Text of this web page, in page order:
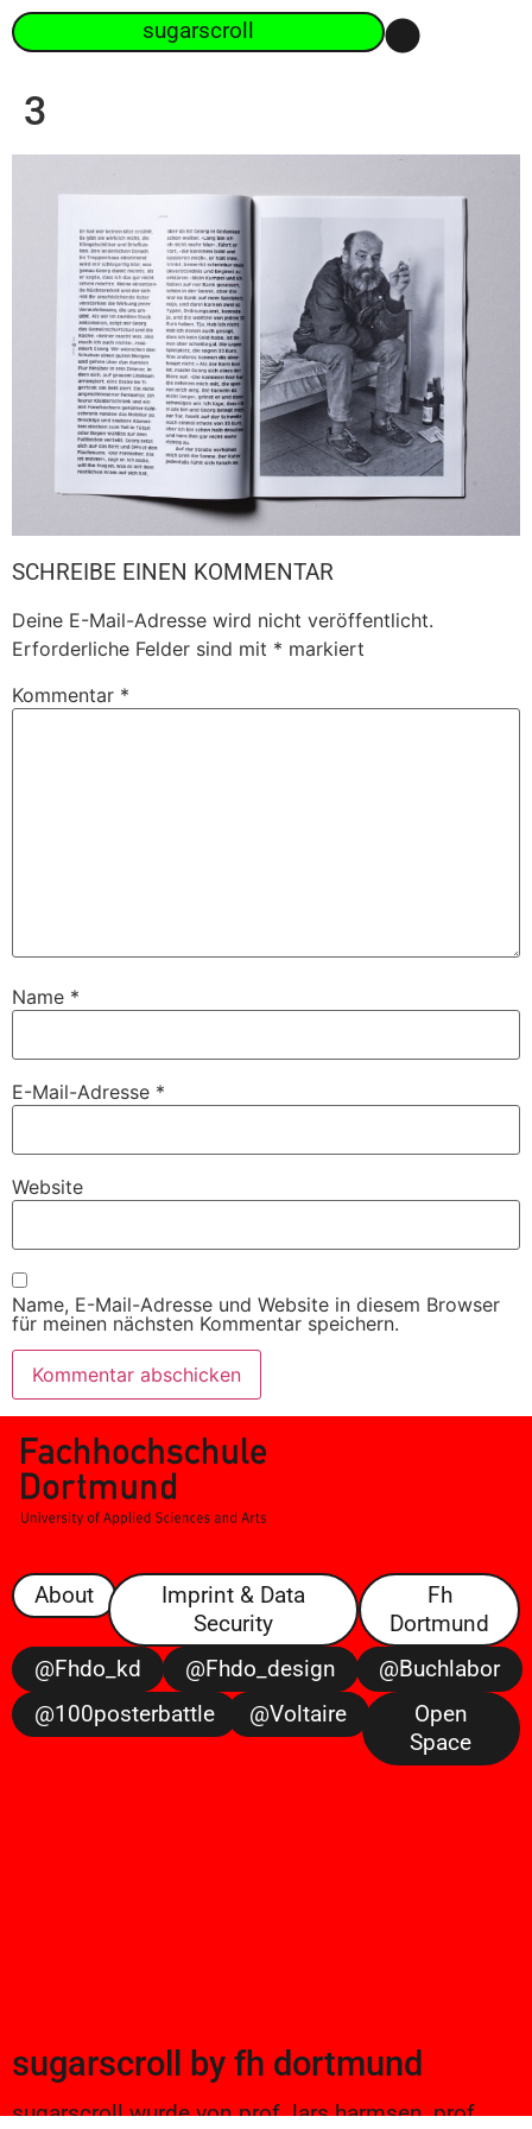
sugarscroll
3
SCHREIBE EINEN KOMMENTAR
Deine E-Mail-Adresse wird nicht veröffentlicht.
Erforderliche Felder sind mit * markiert
Kommentar *
Name *
E-Mail-Adresse *
Website
Name, E-Mail-Adresse und Website in diesem Browser
für meinen nächsten Kommentar speichern.
About
Imprint & Data
Security
Fh
Dortmund
@fhdo_kd
@fhdo_design
@buchlabor
@100posterbattle
@voltaire
Open
Space
sugarscroll by fh dortmund
sugarscroll wurde von prof. lars harmsen, prof.